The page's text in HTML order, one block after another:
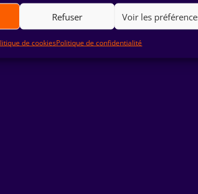
Refuser Voir les
de cookiesPolitique de confidentialité